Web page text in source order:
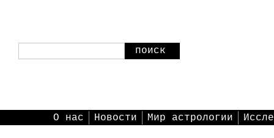
поиск
О нас Новости Мир астрологии